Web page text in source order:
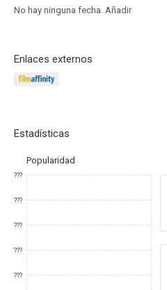
No hay ninguna fecha. Añadir
Enlaces externos
Estadísticas
Popularidad
???
???
???
???
???